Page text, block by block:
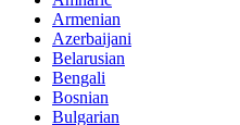
Armenian
Azerbaijani
Belarusian
Bengali
Bosnian
Bulgarian